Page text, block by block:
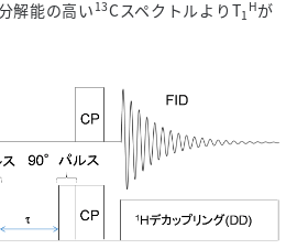
解能の高い 13Cスペクトルより T1
Hが